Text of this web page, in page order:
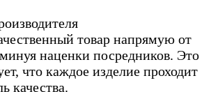
товар напрямую от
наценки посредников. Это
что каждое изделие проходит
качества.